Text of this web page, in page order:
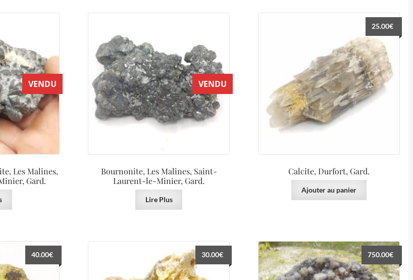
VENDU
Les Malines,
Gard.
VENDU
Bournonite, Les Malines, Saint-
Laurent-le-Minier, Gard.
Lire Plus
Calcite, Durfort, Gard.
25.00€
Ajouter au panier
40.00€ 30.00€ 750.00€